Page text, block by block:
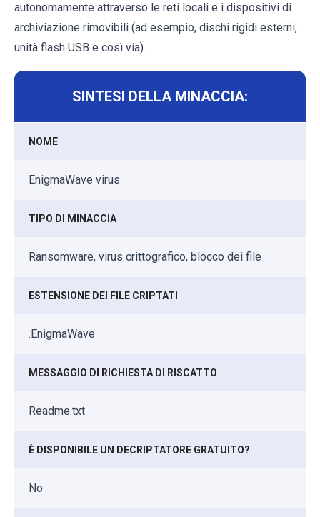
autonomamente attraverso le reti locali e i dispositivi di
archiviazione rimovibili (ad esempio, dischi rigidi esterni,
unità flash USB e così via).
SINTESI DELLA MINACCIA:
NOME
EnigmaWave virus
TIPO DI MINACCIA
Ransomware, virus crittografico, blocco dei file
ESTENSIONE DEI FILE CRIPTATI
.EnigmaWave
MESSAGGIO DI RICHIESTA DI RISCATTO
Readme.txt
È DISPONIBILE UN DECRIPTATORE GRATUITO?
No